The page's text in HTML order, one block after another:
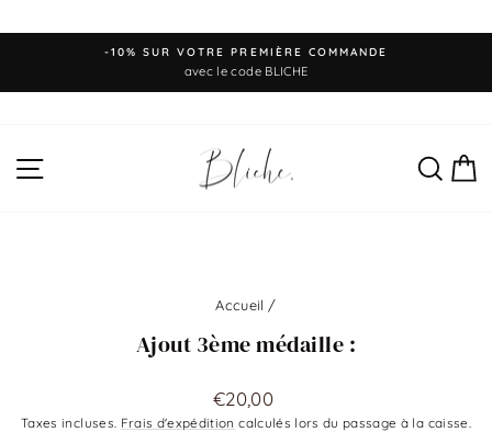
contenu
Diaporama
-10% SUR VOTRE PREMIÈRE COMMANDE
avec le code BLICHE
Accueil /
Ajout 3ème médaille :
Prix
régulier
€20,00
Taxes incluses. Frais d'expédition calculés lors du passage à la caisse.